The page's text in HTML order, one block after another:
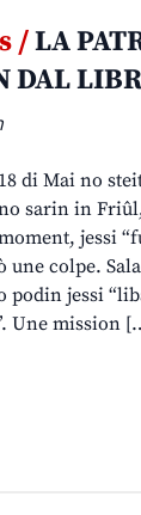
/LA
DAL
di Mai no
no sarin in
jessi
une colpe.
podin jessi
Une mission